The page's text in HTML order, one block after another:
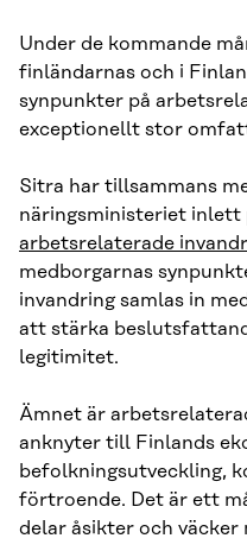
Under de kommande
finländarnas och i
synpunkter på
exceptionellt stor
Sitra har tillsammans
näringsministeriet
arbetsrelaterade
medborgarnas
invandring samlas in
att stärka
legitimitet.
Ämnet är
anknyter till Finlands
befolkningsutveckling,
förtroende. Det är ett
delar åsikter och väcker